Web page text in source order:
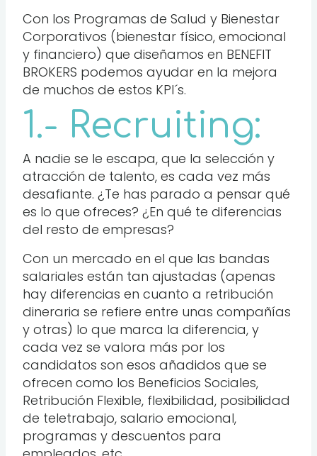
Con los Programas de Salud y Bienestar
Corporativos (bienestar físico, emocional
y financiero) que diseñamos en BENEFIT
BROKERS podemos ayudar en la mejora
de muchos de estos KPI´s.
1.- Recruiting:
A nadie se le escapa, que la selección y
atracción de talento, es cada vez más
desafiante. ¿Te has parado a pensar qué
es lo que ofreces? ¿En qué te diferencias
del resto de empresas?
Con un mercado en el que las bandas
salariales están tan ajustadas (apenas
hay diferencias en cuanto a retribución
dineraria se refiere entre unas compañías
y otras) lo que marca la diferencia, y
cada vez se valora más por los
candidatos son esos añadidos que se
ofrecen como los Beneficios Sociales,
Retribución Flexible, flexibilidad, posibilidad
de teletrabajo, salario emocional,
programas y descuentos para